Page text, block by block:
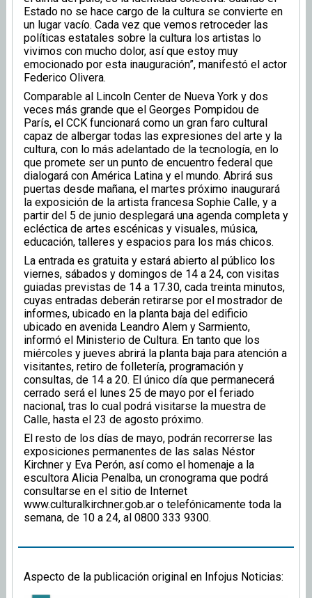
Estado no se hace cargo de la cultura se convierte en
un lugar vacío. Cada vez que vemos retroceder las
políticas estatales sobre la cultura los artistas lo
vivimos con mucho dolor, así que estoy muy
emocionado por esta inauguración”, manifestó el actor
Federico Olivera.
Comparable al Lincoln Center de Nueva York y dos
veces más grande que el Georges Pompidou de
París, el CCK funcionará como un gran faro cultural
capaz de albergar todas las expresiones del arte y la
cultura, con lo más adelantado de la tecnología, en lo
que promete ser un punto de encuentro federal que
dialogará con América Latina y el mundo. Abrirá sus
puertas desde mañana, el martes próximo inaugurará
la exposición de la artista francesa Sophie Calle, y a
partir del 5 de junio desplegará una agenda completa y
ecléctica de artes escénicas y visuales, música,
educación, talleres y espacios para los más chicos.
La entrada es gratuita y estará abierto al público los
viernes, sábados y domingos de 14 a 24, con visitas
guiadas previstas de 14 a 17.30, cada treinta minutos,
cuyas entradas deberán retirarse por el mostrador de
informes, ubicado en la planta baja del edificio
ubicado en avenida Leandro Alem y Sarmiento,
informó el Ministerio de Cultura. En tanto que los
miércoles y jueves abrirá la planta baja para atención a
visitantes, retiro de folletería, programación y
consultas, de 14 a 20. El único día que permanecerá
cerrado será el lunes 25 de mayo por el feriado
nacional, tras lo cual podrá visitarse la muestra de
Calle, hasta el 23 de agosto próximo.
El resto de los días de mayo, podrán recorrerse las
exposiciones permanentes de las salas Néstor
Kirchner y Eva Perón, así como el homenaje a la
escultora Alicia Penalba, un cronograma que podrá
consultarse en el sitio de Internet
www.culturalkirchner.gob.ar o telefónicamente toda la
semana, de 10 a 24, al 0800 333 9300.
Aspecto de la publicación original en Infojus Noticias: